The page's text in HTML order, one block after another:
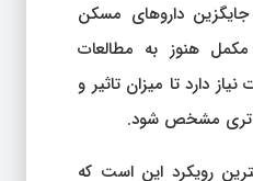
جایگزین داروهای مسکن
هنوز به مطالعات
دارد تا میزان تاثیر و
تری مشخص شود.
رویکرد این است که